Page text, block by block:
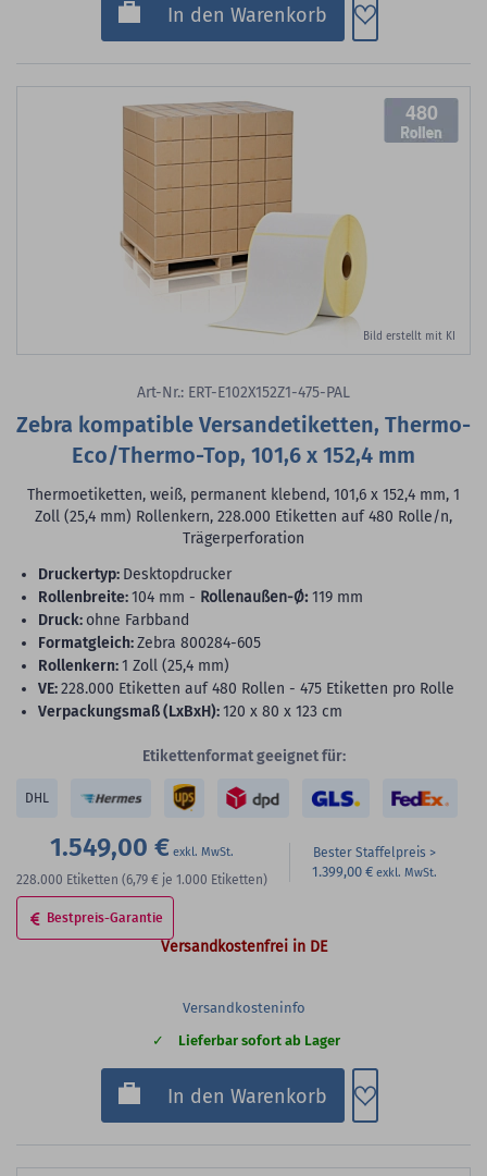
In den Warenkorb Zum
Bild erstellt mit KI
480
Art-Nr.: ERT-E102X152Z1-475-PAL
Zebra kompatible Versandetiketten, Thermo-
Eco/Thermo-Top, 101,6 x 152,4 mm
Thermoetiketten, weiß, permanent klebend, 101,6 x 152,4 mm, 1
Zoll (25,4 mm) Rollenkern, 228.000 Etiketten auf 480 Rolle/n,
Trägerperforation
Druckertyp: Desktopdrucker
Rollenbreite:104 mm - Rollenaußen-Ø: 119 mm
Druck: ohne Farbband
Formatgleich:Zebra 800284-605
Rollenkern:1 Zoll (25,4 mm)
VE:228.000 Etiketten auf 480 Rollen - 475 Etiketten pro Rolle
Verpackungsmaß (LxBxH):120 x 80 x 123 cm
Etikettenformat geeignet für:
DHL
1.549,00 €
228.000 Etiketten (6,79 € je 1.000 Etiketten)
Bester Staffelpreis
1.399,00 €
Bestpreis-Garantie
Versandkostenfrei in DE
Versandkosteninfo
Lieferbar sofort ab Lager
In den Warenkorb Zum